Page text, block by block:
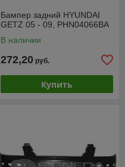
Бампер задний HYUNDAI
GETZ 05 - 09, PHN04066BA
В наличии
272,20 руб.
Купить